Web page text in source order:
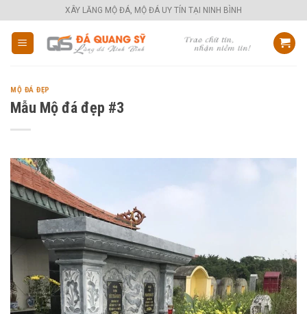
to
content
XÂY LĂNG MỘ ĐÁ, MỘ ĐÁ UY TÍN TẠI NINH BÌNH
MỘ ĐÁ ĐẸP
Mẫu Mộ đá đẹp #3